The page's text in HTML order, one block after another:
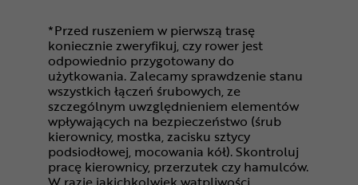
*Przed ruszeniem w pierwszą trasę
koniecznie zweryfikuj, czy rower jest
odpowiednio przygotowany do
użytkowania. Zalecamy sprawdzenie stanu
wszystkich łączeń śrubowych, ze
szczególnym uwzględnieniem elementów
wpływających na bezpieczeństwo (śrub
kierownicy, mostka, zacisku sztycy
podsiodłowej, mocowania kół). Skontroluj
pracę kierownicy, przerzutek czy hamulców.